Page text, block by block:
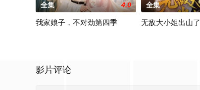
全集 4.0
我家娘子，不对劲第四季
全集
无敌大小姐出山了
影片评论